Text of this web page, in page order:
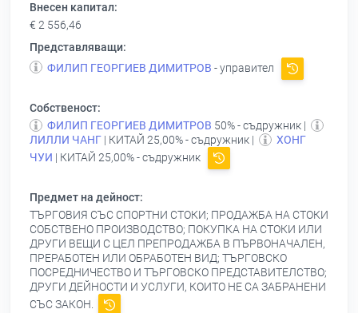
Внесен капитал:
€ 2 556,46
Представляващи:
ФИЛИП ГЕОРГИЕВ ДИМИТРОВ - управител
Собственост:
ФИЛИП ГЕОРГИЕВ ДИМИТРОВ 50% - съдружник |
ЛИЛЛИ ЧАНГ | КИТАЙ 25,00% - съдружник |
ХОНГ
ЧУИ | КИТАЙ 25,00% - съдружник
Предмет на дейност:
ТЪРГОВИЯ СЪС СПОРТНИ СТОКИ; ПРОДАЖБА НА СТОКИ
СОБСТВЕНО ПРОИЗВОДСТВО; ПОКУПКА НА СТОКИ ИЛИ
ДРУГИ ВЕЩИ С ЦЕЛ ПРЕПРОДАЖБА В ПЪРВОНАЧАЛЕН,
ПРЕРАБОТЕН ИЛИ ОБРАБОТЕН ВИД; ТЪРГОВСКО
ПОСРЕДНИЧЕСТВО И ТЪРГОВСКО ПРЕДСТАВИТЕЛСТВО;
ДРУГИ ДЕЙНОСТИ И УСЛУГИ, КОИТО НЕ СА ЗАБРАНЕНИ
СЪС ЗАКОН.